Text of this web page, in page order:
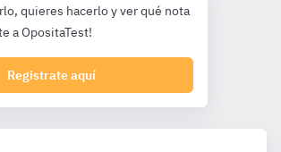
quieres hacerlo y ver qué nota
a OpositaTest!
Registrate aquí